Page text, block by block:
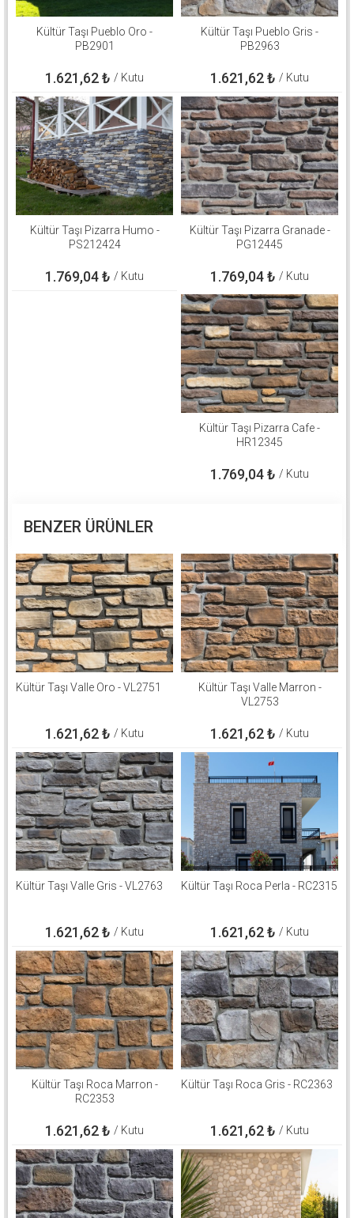
Kültür Taşı Pueblo Oro -
PB2901
1.621,62₺ / Kutu
Kültür Taşı Pueblo Gris -
PB2963
1.621,62₺ / Kutu
Kültür Taşı Pizarra Humo -
PS212424
1.769,04₺ / Kutu
Kültür Taşı Pizarra Granade -
PG12445
1.769,04₺ / Kutu
Kültür Taşı Pizarra Cafe -
HR12345
1.769,04₺ / Kutu
BENZER ÜRÜNLER
Kültür Taşı Valle Oro - VL2751
1.621,62₺ / Kutu
Kültür Taşı Valle Marron -
VL2753
1.621,62₺ / Kutu
Kültür Taşı Valle Gris - VL2763
1.621,62₺ / Kutu
Kültür Taşı Roca Perla - RC2315
1.621,62₺ / Kutu
Kültür Taşı Roca Marron -
RC2353
1.621,62₺ / Kutu
Kültür Taşı Roca Gris - RC2363
1.621,62₺ / Kutu